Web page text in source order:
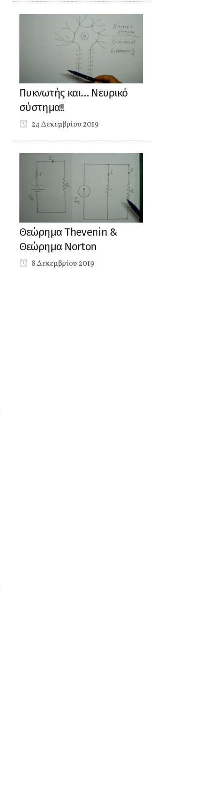
Πυκνωτής και… Νευρικό
σύστημα!!
24 Δεκεμβρίου 2019
Θεώρημα Thevenin &
Θεώρημα Norton
8 Δεκεμβρίου 2019